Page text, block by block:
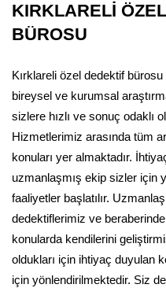
KIRKLARELİ
BÜROSU
Kırklareli özel dedektif
bireysel ve kurumsal
sizlere hızlı ve sonuç odaklı
Hizmetlerimiz arasında tüm
konuları yer almaktadır.
uzmanlaşmış ekip sizler için
faaliyetler başlatılır.
dedektiflerimiz ve
konularda kendilerini
oldukları için ihtiyaç duyulan
için yönlendirilmektedir. Siz